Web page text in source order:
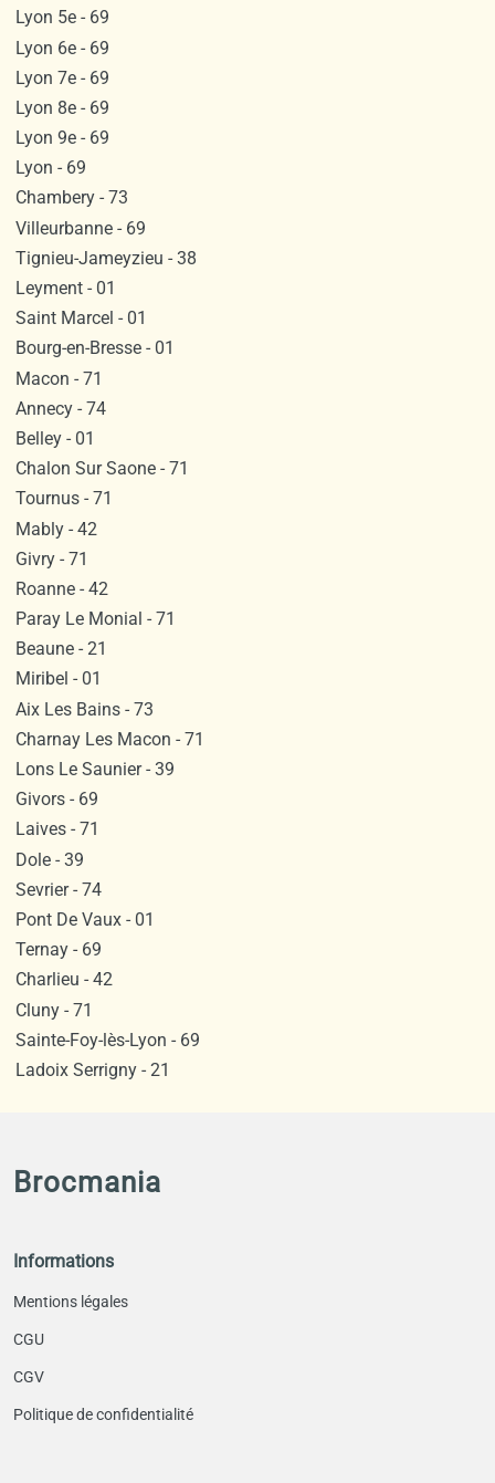
Lyon 5e - 69
Lyon 6e - 69
Lyon 7e - 69
Lyon 8e - 69
Lyon 9e - 69
Lyon - 69
Chambery - 73
Villeurbanne - 69
Tignieu-Jameyzieu - 38
Leyment - 01
Saint Marcel - 01
Bourg-en-Bresse - 01
Macon - 71
Annecy - 74
Belley - 01
Chalon Sur Saone - 71
Tournus - 71
Mably - 42
Givry - 71
Roanne - 42
Paray Le Monial - 71
Beaune - 21
Miribel - 01
Aix Les Bains - 73
Charnay Les Macon - 71
Lons Le Saunier - 39
Givors - 69
Laives - 71
Dole - 39
Sevrier - 74
Pont De Vaux - 01
Ternay - 69
Charlieu - 42
Cluny - 71
Sainte-Foy-lès-Lyon - 69
Ladoix Serrigny - 21
Brocmania
Informations
Mentions légales
CGU
CGV
Politique de confidentialité